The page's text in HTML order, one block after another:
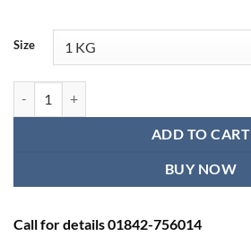
Size
ADD TO CART
BUY NOW
Call for details 01842-756014